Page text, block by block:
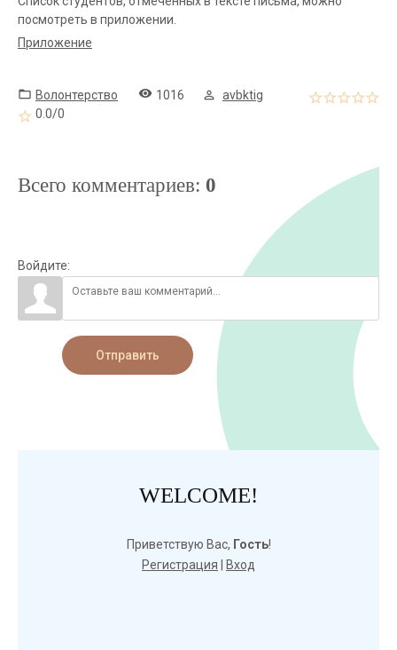
посмотреть в приложении.
Приложение
Волонтерство 1016
avbktig
0.0/0
Всего комментариев: 0
Войдите:
Отправить
WELCOME!
Приветствую Вас, Гость!
Регистрация
Вход